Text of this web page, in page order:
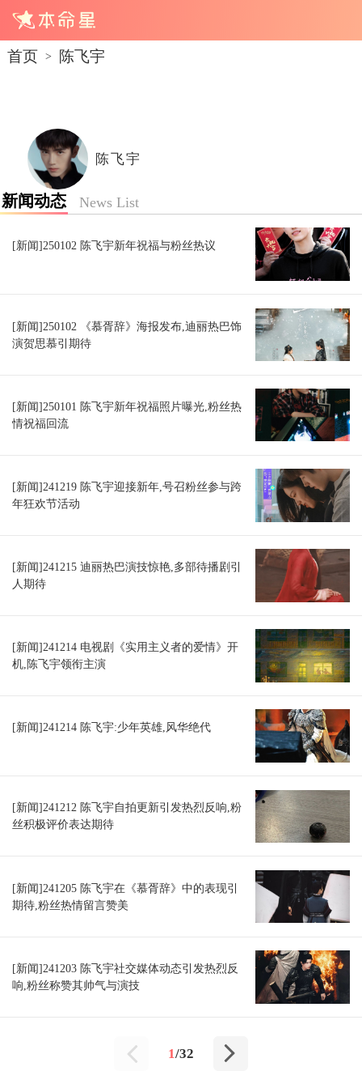
首页 > 陈飞宇
陈飞宇
新闻动态 News List
[新闻]250102 陈飞宇新年祝福与粉丝热议
[新闻]250102 《慕胥辞》海报发布,迪丽热巴饰
演贺思慕引期待
[新闻]250101 陈飞宇新年祝福照片曝光,粉丝热
情祝福回流
[新闻]241219 陈飞宇迎接新年,号召粉丝参与跨
年狂欢节活动
[新闻]241215 迪丽热巴演技惊艳,多部待播剧引
人期待
[新闻]241214 电视剧《实用主义者的爱情》开
机,陈飞宇领衔主演
[新闻]241214 陈飞宇:少年英雄,风华绝代
[新闻]241212 陈飞宇自拍更新引发热烈反响,粉
丝积极评价表达期待
[新闻]241205 陈飞宇在《慕胥辞》中的表现引
期待,粉丝热情留言赞美
[新闻]241203 陈飞宇社交媒体动态引发热烈反
响,粉丝称赞其帅气与演技
1/32